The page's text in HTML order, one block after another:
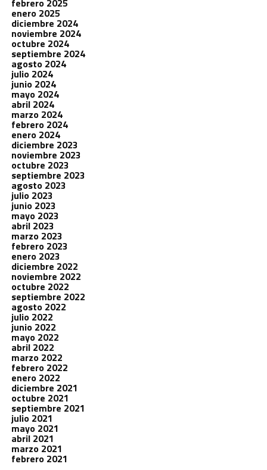
febrero 2025
enero 2025
diciembre 2024
noviembre 2024
octubre 2024
septiembre 2024
agosto 2024
julio 2024
junio 2024
mayo 2024
abril 2024
marzo 2024
febrero 2024
enero 2024
diciembre 2023
noviembre 2023
octubre 2023
septiembre 2023
agosto 2023
julio 2023
junio 2023
mayo 2023
abril 2023
marzo 2023
febrero 2023
enero 2023
diciembre 2022
noviembre 2022
octubre 2022
septiembre 2022
agosto 2022
julio 2022
junio 2022
mayo 2022
abril 2022
marzo 2022
febrero 2022
enero 2022
diciembre 2021
octubre 2021
septiembre 2021
julio 2021
mayo 2021
abril 2021
marzo 2021
febrero 2021